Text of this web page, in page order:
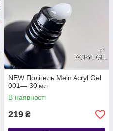
NEW Полігель Mein Acryl Gel
001— 30 мл
В наявності
219 ₴